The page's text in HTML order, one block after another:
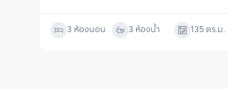
3 ห้องนอน 3 ห้องน้ำ 135 ตร.ม.